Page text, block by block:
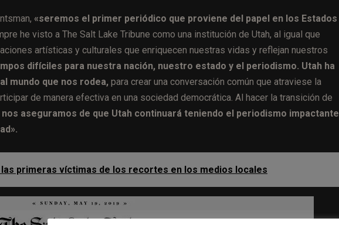
«seremos el primer periódico que proviene del papel en los Estados
he visto a The Salt Lake Tribune como una institución de Utah, al igual que
artísticas y culturales que enriquecen nuestras vidas y reflejan nuestros
difíciles para nuestra nación, nuestro estado y el periodismo. Utah ha
mundo que nos rodea, para crear una conversación común que atraviese la
de manera efectiva en una sociedad democrática. Al hacer la transición de
nos aseguramos de que Utah continuará teniendo el periodismo impactante
las primeras víctimas de los recortes en los medios locales